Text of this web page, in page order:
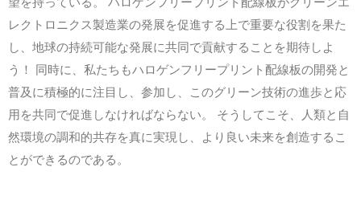
レクトロニクス製造業の発展を促進する上で重要な役割を果た
し、地球の持続可能な発展に共同で貢献することを期待しよ
う！ 同時に、私たちもハロゲンフリープリント配線板の開発と
普及に積極的に注目し、参加し、このグリーン技術の進歩と応
用を共同で促進しなければならない。 そうしてこそ、人類と自
然環境の調和的共存を真に実現し、より良い未来を創造するこ
とができるのである。